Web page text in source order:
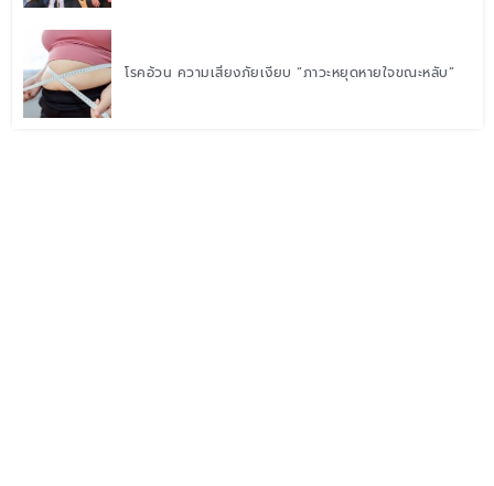
โรคอ้วน ความเสี่ยงภัยเงียบ “ภาวะหยุดหายใจขณะหลับ”